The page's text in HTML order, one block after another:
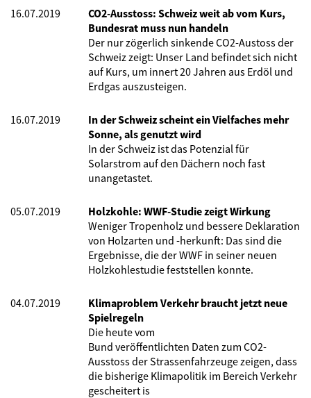
16.07.2019
CO2-Ausstoss: Schweiz weit ab vom Kurs,
Bundesrat muss nun handeln
Der nur zögerlich sinkende CO2-Austoss der
Schweiz zeigt: Unser Land befindet sich nicht
auf Kurs, um innert 20 Jahren aus Erdöl und
Erdgas auszusteigen.
16.07.2019
In der Schweiz scheint ein Vielfaches mehr
Sonne, als genutzt wird
In der Schweiz ist das Potenzial für
Solarstrom auf den Dächern noch fast
unangetastet.
05.07.2019
Holzkohle: WWF-Studie zeigt Wirkung
Weniger Tropenholz und bessere Deklaration
von Holzarten und -herkunft: Das sind die
Ergebnisse, die der WWF in seiner neuen
Holzkohlestudie feststellen konnte.
04.07.2019
Klimaproblem Verkehr braucht jetzt neue
Spielregeln
Die heute vom
Bund veröffentlichten Daten zum CO2-
Ausstoss der Strassenfahrzeuge zeigen, dass
die bisherige Klimapolitik im Bereich Verkehr
gescheitert is